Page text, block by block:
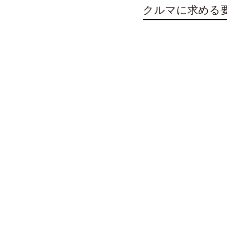
クルマに求める